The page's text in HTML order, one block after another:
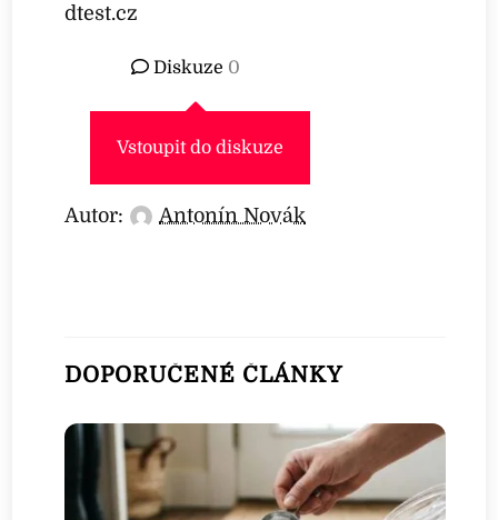
dtest.cz
Diskuze 0
Vstoupit do diskuze
Autor: Antonín Novák
DOPORUČENÉ ČLÁNKY